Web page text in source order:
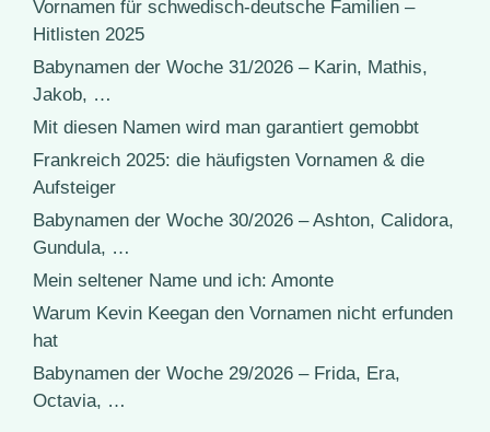
Vornamen für schwedisch-deutsche Familien –
Hitlisten 2025
Babynamen der Woche 31/2026 – Karin, Mathis,
Jakob, …
Mit diesen Namen wird man garantiert gemobbt
Frankreich 2025: die häufigsten Vornamen & die
Aufsteiger
Babynamen der Woche 30/2026 – Ashton, Calidora,
Gundula, …
Mein seltener Name und ich: Amonte
Warum Kevin Keegan den Vornamen nicht erfunden
hat
Babynamen der Woche 29/2026 – Frida, Era,
Octavia, …